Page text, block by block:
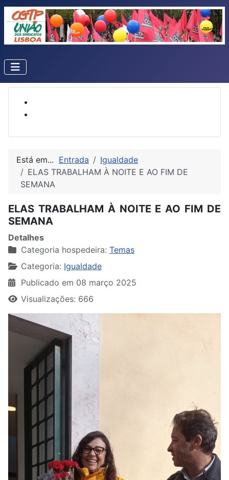
Está em... Entrada
Igualdade
ELAS TRABALHAM À NOITE E AO FIM DE
SEMANA
ELAS TRABALHAM À NOITE E AO FIM DE
SEMANA
Detalhes
Categoria hospedeira: Temas
Categoria: Igualdade
Publicado em 08 março 2025
Visualizações: 666